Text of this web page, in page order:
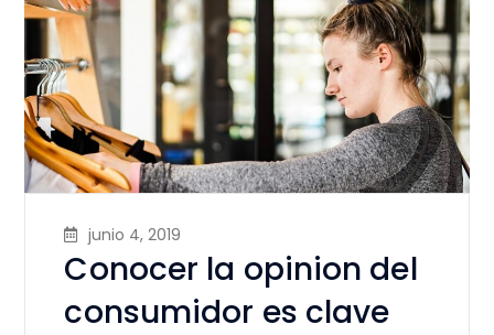
junio 4, 2019
Conocer la opinion del
consumidor es clave